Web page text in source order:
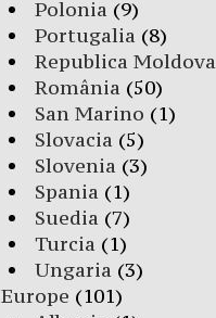
Polonia (9)
Portugalia (8)
Republica Moldova
România (50)
San Marino (1)
Slovacia (5)
Slovenia (3)
Spania (1)
Suedia (7)
Turcia (1)
Ungaria (3)
Europe (101)